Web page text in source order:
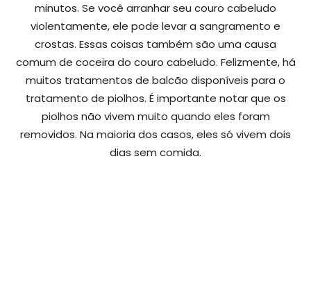
minutos. Se você arranhar seu couro cabeludo
violentamente, ele pode levar a sangramento e
crostas. Essas coisas também são uma causa
comum de coceira do couro cabeludo. Felizmente, há
muitos tratamentos de balcão disponíveis para o
tratamento de piolhos. É importante notar que os
piolhos não vivem muito quando eles foram
removidos. Na maioria dos casos, eles só vivem dois
dias sem comida.